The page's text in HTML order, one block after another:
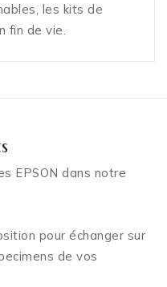
les kits de
fin de vie.
EPSON dans notre
pour échanger sur
de vos